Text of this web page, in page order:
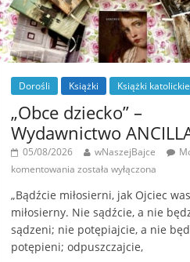
Dorośli Książki Książki katolickie
„Obce dziecko” –
Wydawnictwo
05/08/2026 wNaszejBajce
komentowania została wyłączona
„Bądźcie miłosierni, jak Ojciec
miłosierny. Nie sądźcie, a nie
sądzeni; nie potępiajcie, a nie
potępieni; odpuszczajcie,